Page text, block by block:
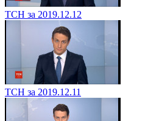
ТСН за 2019.12.12
ТСН за 2019.12.11